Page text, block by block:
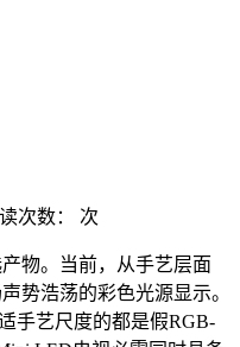
次数： 次
物。当前，从手艺层面
势浩荡的彩色光源显示。
手艺尺度的都是假RGB-